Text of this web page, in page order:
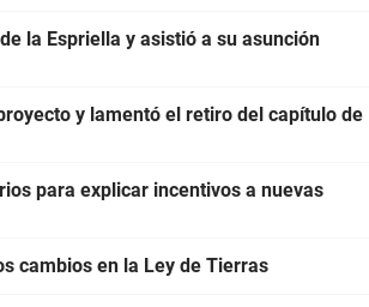
la Espriella y asistió a su asunción
y lamentó el retiro del capítulo de
para explicar incentivos a nuevas
cambios en la Ley de Tierras